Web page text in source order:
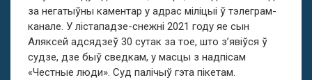
за негатыўны каментар у адрас міліцыі ў тэлеграм-
канале. У лістападзе-снежні 2021 году яе сын
Аляксей адсядзеў 30 сутак за тое, што з’явіўся ў
судзе, дзе быў сведкам, у масцы з надпісам
«Честные люди». Суд палічыў гэта пікетам.